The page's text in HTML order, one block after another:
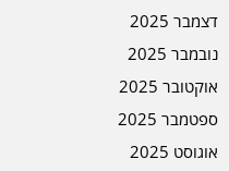
דצמבר 2025
נובמבר 2025
אוקטובר 2025
ספטמבר 2025
אוגוסט 2025